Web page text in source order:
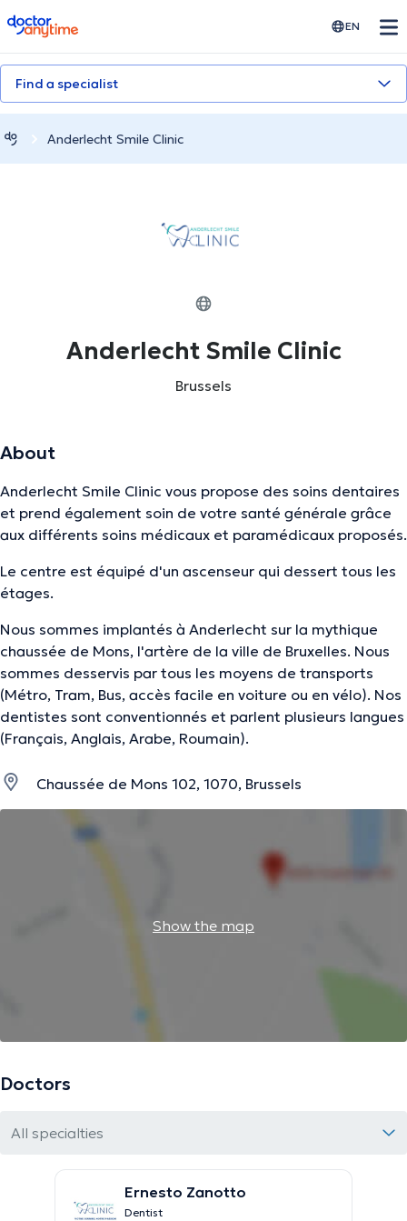
doctoranytime EN
Find a specialist
Anderlecht Smile Clinic
Anderlecht Smile Clinic
Brussels
About
Anderlecht Smile Clinic vous propose des soins dentaires
et prend également soin de votre santé générale grâce
aux différents soins médicaux et paramédicaux proposés.
Le centre est équipé d'un ascenseur qui dessert tous les
étages.
Nous sommes implantés à Anderlecht sur la mythique
chaussée de Mons, l'artère de la ville de Bruxelles. Nous
sommes desservis par tous les moyens de transports
(Métro, Tram, Bus, accès facile en voiture ou en vélo). Nos
dentistes sont conventionnés et parlent plusieurs langues
(Français, Anglais, Arabe, Roumain).
Chaussée de Mons 102, 1070, Brussels
Show the map
Doctors
All specialties
Ernesto Zanotto
Dentist